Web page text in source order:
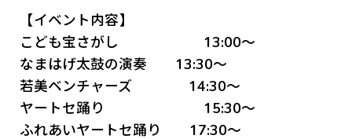
【イベント内容】
こども宝さがし 13:00～
なまはげ太鼓の演奏 13:30～
若美ベンチャーズ 14:30～
ヤートセ踊り 15:30～
ふれあいヤートセ踊り 17:30～